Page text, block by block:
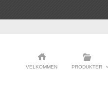
VELKOMMEN PRODUKTER